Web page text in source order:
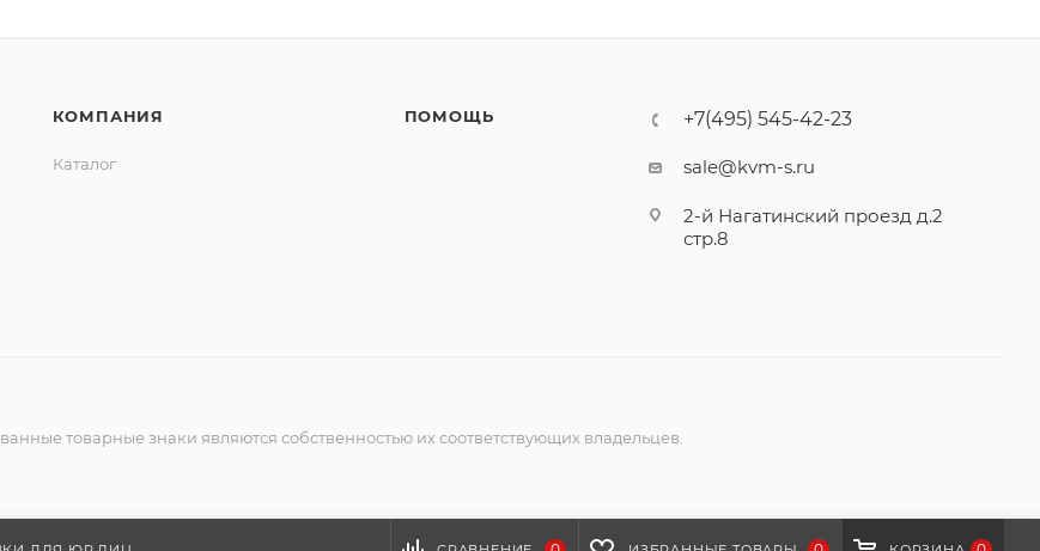
КОМПАНИЯ
Каталог
ПОМОЩЬ +7(495) 545-42-23
sale@kvm-s.ru
2-й Нагатинский проезд д.2
стр.8
товарные знаки являются собственностью их соответствующих владельцев.